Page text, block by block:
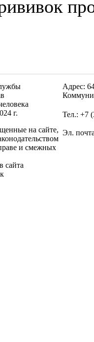
г.
на сайте,
и смежных
сайта
Адрес:
Тел.: +7
Эл.